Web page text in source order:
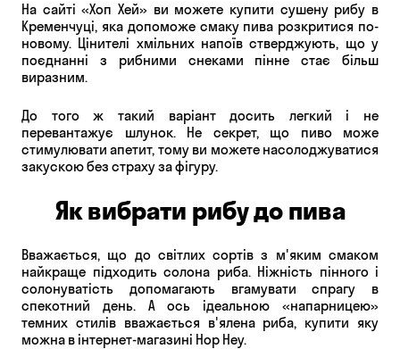
На сайті «Хоп Хей» ви можете купити сушену рибу в
Кременчуці, яка допоможе смаку пива розкритися по-
новому. Цінителі хмільних напоїв стверджують, що у
поєднанні з рибними снеками пінне стає більш
виразним.
До того ж такий варіант досить легкий і не
перевантажує шлунок. Не секрет, що пиво може
стимулювати апетит, тому ви можете насолоджуватися
закускою без страху за фігуру.
Як вибрати рибу до пива
Вважається, що до світлих сортів з м'яким смаком
найкраще підходить солона риба. Ніжність пінного і
солонуватість допомагають вгамувати спрагу в
спекотний день. А ось ідеальною «напарницею»
темних стилів вважається в'ялена риба, купити яку
можна в інтернет-магазині Hop Hey.